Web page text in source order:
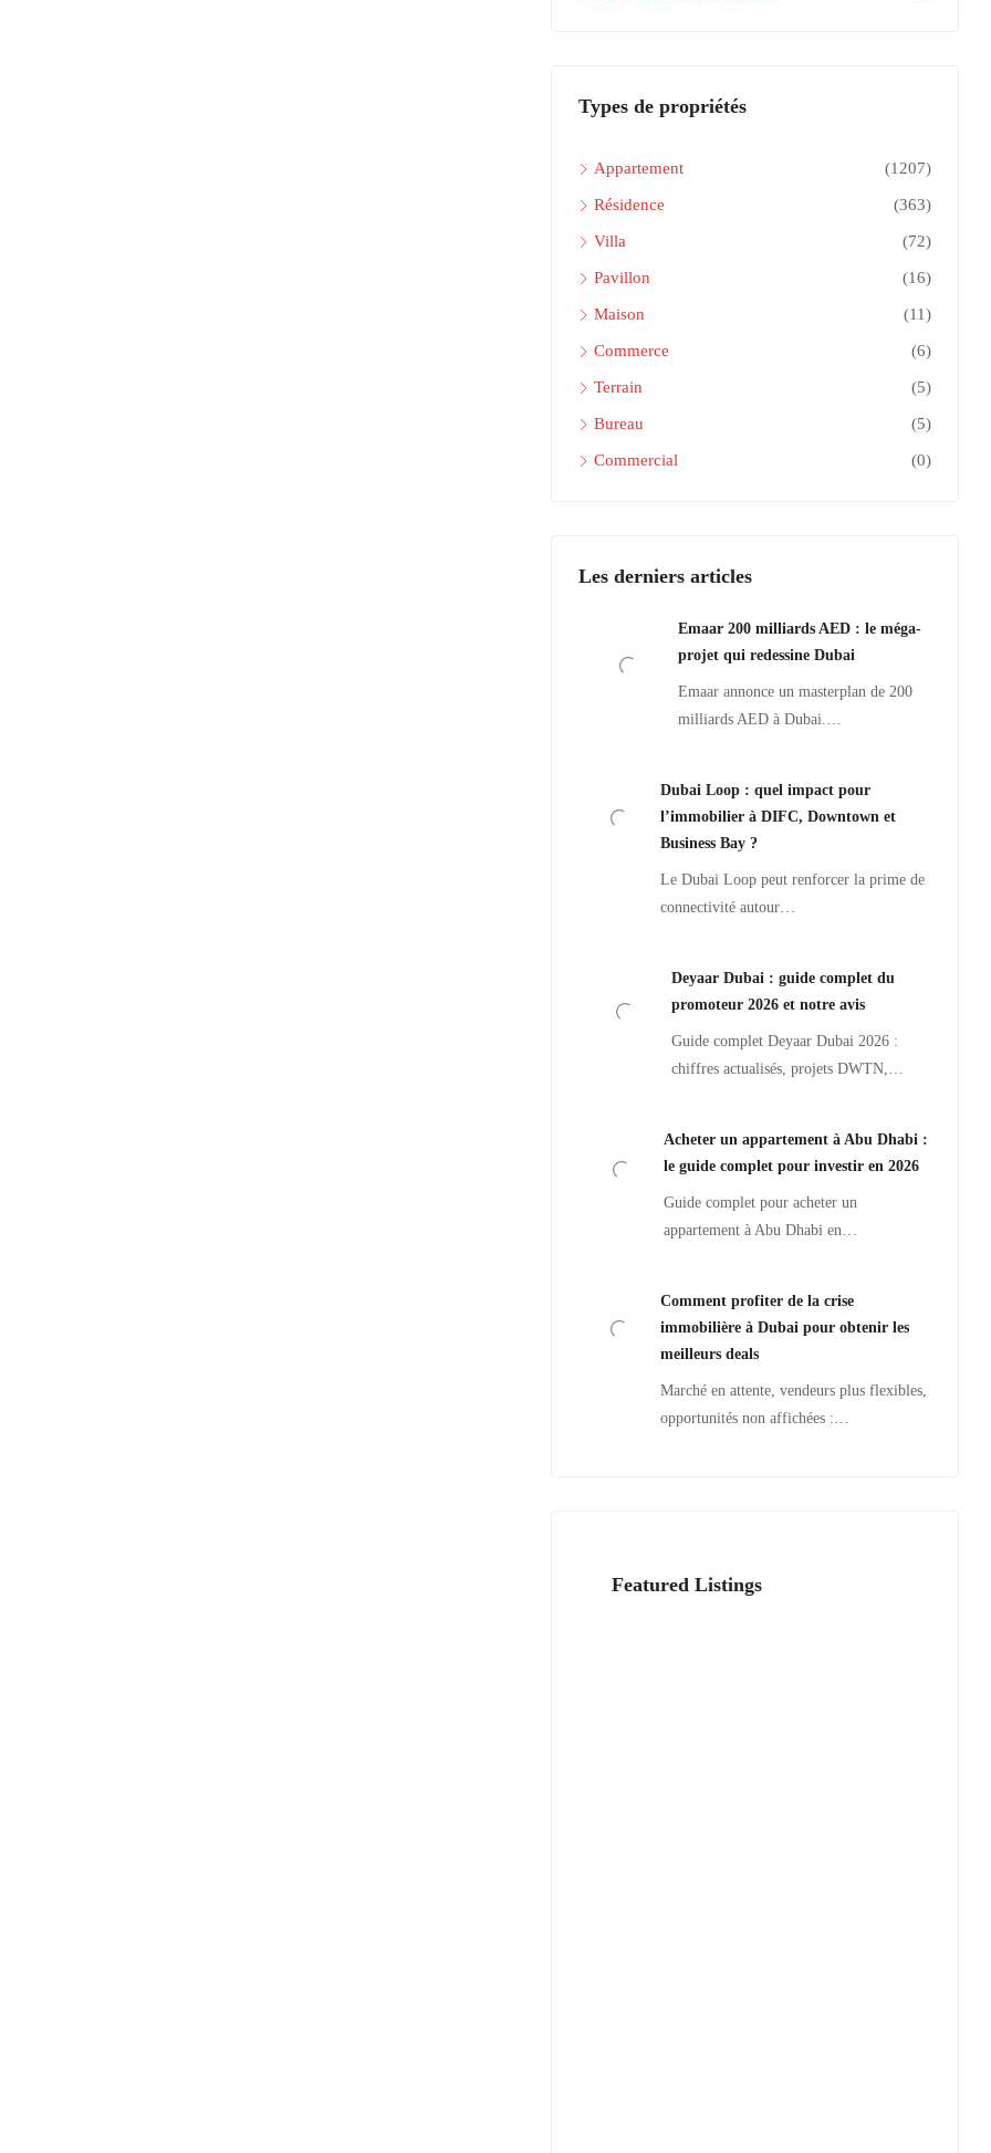
Types de propriétés
Appartement (1207)
Résidence (363)
Villa (72)
Pavillon (16)
Maison (11)
Commerce (6)
Terrain (5)
Bureau (5)
Commercial (0)
Les derniers articles
Emaar 200 milliards AED : le méga-
projet qui redessine Dubai
Emaar annonce un masterplan de 200
milliards AED à Dubai.…
Dubai Loop : quel impact pour
l’immobilier à DIFC, Downtown et
Business Bay ?
Le Dubai Loop peut renforcer la prime de
connectivité autour…
Deyaar Dubai : guide complet du
promoteur 2026 et notre avis
Guide complet Deyaar Dubai 2026 :
chiffres actualisés, projets DWTN,…
Acheter un appartement à Abu Dhabi :
le guide complet pour investir en 2026
Guide complet pour acheter un
appartement à Abu Dhabi en…
Comment profiter de la crise
immobilière à Dubai pour obtenir les
meilleurs deals
Marché en attente, vendeurs plus flexibles,
opportunités non affichées :…
Featured Listings